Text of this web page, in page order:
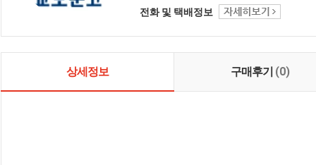
전화 및 택배정보
상세정보 구매후기 (0)